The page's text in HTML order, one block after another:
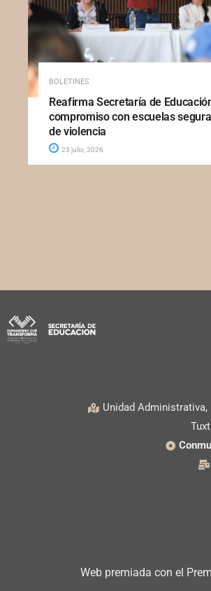
BOLETINES
Reafirma Secretaría de
compromiso con escuelas
de violencia
23 julio, 2026
Unidad
Web premiada con el